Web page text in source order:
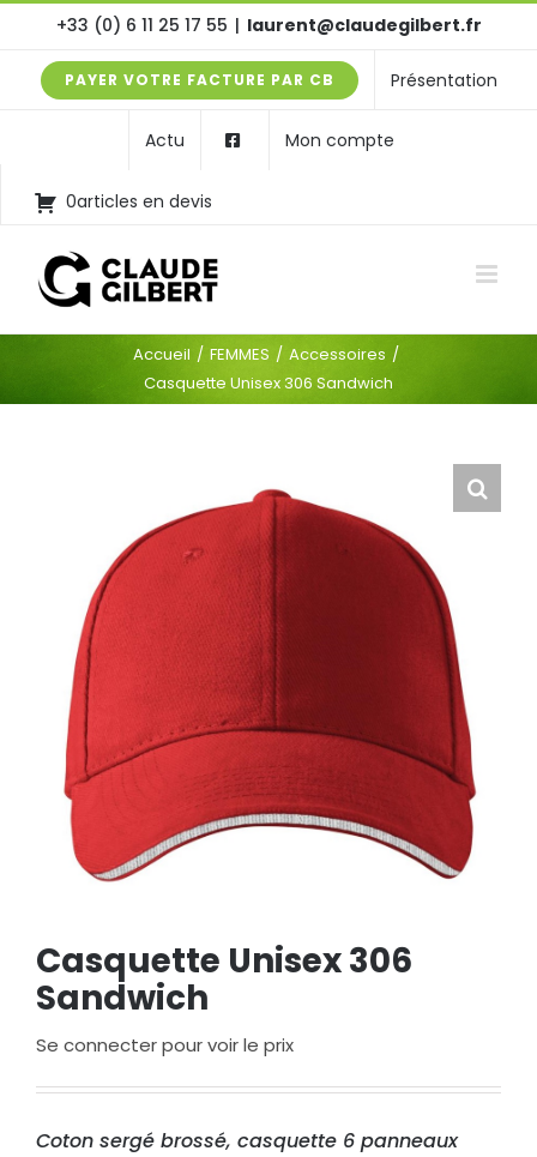
contenu
+33 (0) 6 11 25 17 55 | laurent@claudegilbert.fr
PAYER VOTRE FACTURE PAR CB Présentation
Actu
0articles en devis
Mon compte
Accueil FEMMES
Accessoires
Casquette Unisex 306 Sandwich
Casquette Unisex 306
Sandwich
Se connecter pour voir le prix
Coton sergé brossé, casquette 6 panneaux